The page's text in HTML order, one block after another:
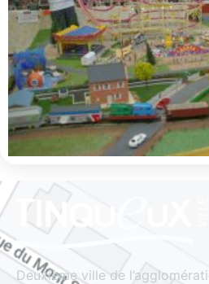
Deuxième ville de